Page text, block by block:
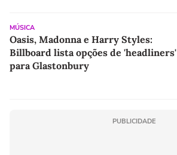
MÚSICA
Oasis, Madonna e Harry Styles:
Billboard lista opções de 'headliners'
para Glastonbury
PUBLICIDADE